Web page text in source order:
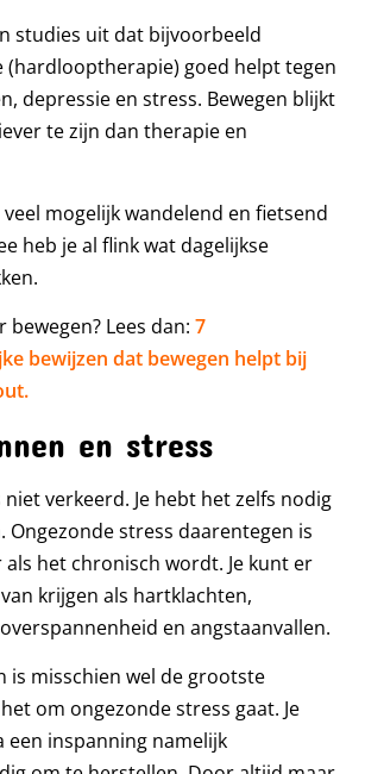
studies uit dat bijvoorbeeld
goed helpt tegen
depressie en stress. Bewegen blijkt
te zijn dan therapie en
mogelijk wandelend en fietsend
heb je al flink wat dagelijkse
bewegen? Lees dan: 7
bewijzen dat bewegen helpt bij
en stress
niet verkeerd. Je hebt het zelfs nodig
Ongezonde stress daarentegen is
als het chronisch wordt. Je kunt er
krijgen als hartklachten,
en angstaanvallen.
is misschien wel de grootste
om ongezonde stress gaat. Je
een inspanning namelijk